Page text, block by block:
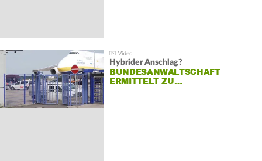
Hybrider Anschlag?
BUNDESANWALTSCHAFT
ERMITTELT ZU…